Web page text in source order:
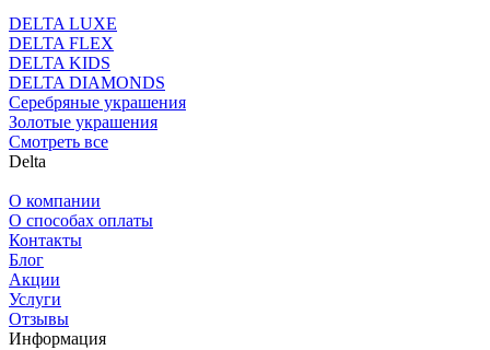
DELTA LUXE
DELTA FLEX
DELTA KIDS
DELTA DIAMONDS
Серебряные украшения
Золотые украшения
Смотреть все
Delta
О компании
О способах оплаты
Контакты
Блог
Акции
Услуги
Отзывы
Информация